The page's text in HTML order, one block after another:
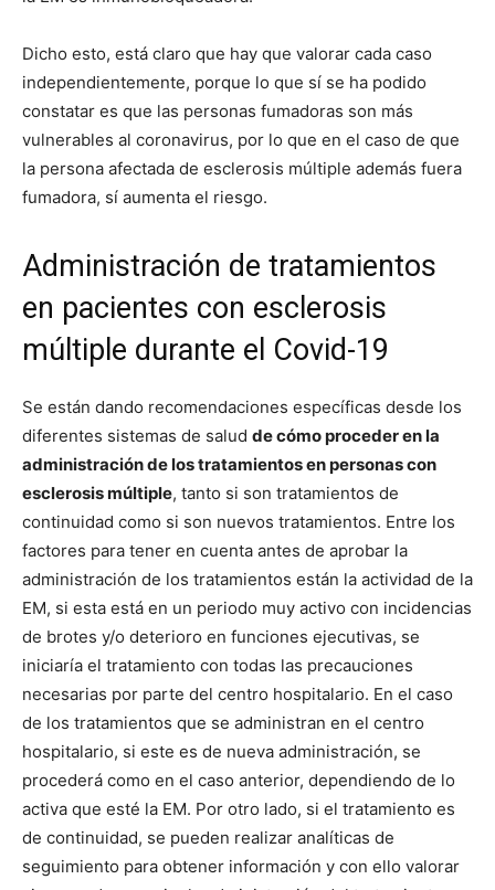
Dicho esto, está claro que hay que valorar cada caso
independientemente, porque lo que sí se ha podido
constatar es que las personas fumadoras son más
vulnerables al coronavirus, por lo que en el caso de que
la persona afectada de esclerosis múltiple además fuera
fumadora, sí aumenta el riesgo.
Administración de tratamientos
en pacientes con esclerosis
múltiple durante el Covid-19
Se están dando recomendaciones específicas desde los
diferentes sistemas de salud de cómo proceder en la
administración de los tratamientos en personas con
esclerosis múltiple, tanto si son tratamientos de
continuidad como si son nuevos tratamientos. Entre los
factores para tener en cuenta antes de aprobar la
administración de los tratamientos están la actividad de la
EM, si esta está en un periodo muy activo con incidencias
de brotes y/o deterioro en funciones ejecutivas, se
iniciaría el tratamiento con todas las precauciones
necesarias por parte del centro hospitalario. En el caso
de los tratamientos que se administran en el centro
hospitalario, si este es de nueva administración, se
procederá como en el caso anterior, dependiendo de lo
activa que esté la EM. Por otro lado, si el tratamiento es
de continuidad, se pueden realizar analíticas de
seguimiento para obtener información y con ello valorar